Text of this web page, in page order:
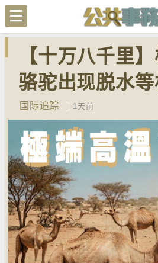
【十万八千里
骆驼出现脱水
国际追踪 1天前